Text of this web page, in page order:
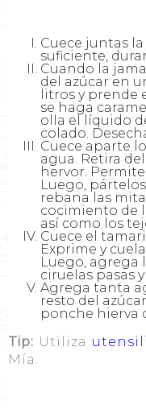
Cuece juntas
suficiente,
Cuando la
del azúcar en
litros y prende
se haga
olla el líquido
colado.
Cuece aparte
agua. Retira
hervor.
Luego,
rebana las
cocimiento de
así como los
Cuece el
Exprime y
Luego, agrega
ciruelas pasas y
Agrega tanta
resto del
ponche hierva
Tip: Utiliza
Mía.